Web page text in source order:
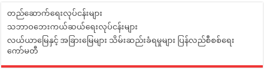
တည်ဆောက်ရေးလုပ်ငန်းများ
သဘာဝဘေးကယ်ဆယ်ရေးလုပ်ငန်းများ
လယ်ယာမြေနှင့် အခြားမြေများ သိမ်းဆည်းခံရမှုများ ပြန်လည်စီစစ်ရေး
ကော်မတီ